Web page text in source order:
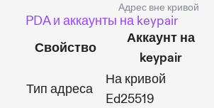
Адрес вне кривой
PDA и аккаунты на keypair
Свойство
Аккаунт на
keypair
Тип адреса
На кривой
Ed25519